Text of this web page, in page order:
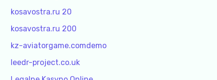
kosavostra.ru 20
kosavostra.ru 200
kz-aviatorgame.comdemo
leedr-project.co.uk